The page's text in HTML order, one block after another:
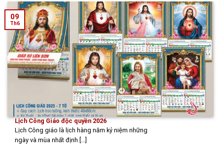
Lịch Công Giáo độc quyền 2026
Lịch Công giáo là lịch hàng năm kỷ niệm những
ngày và mùa nhất định [...]
09
Th6